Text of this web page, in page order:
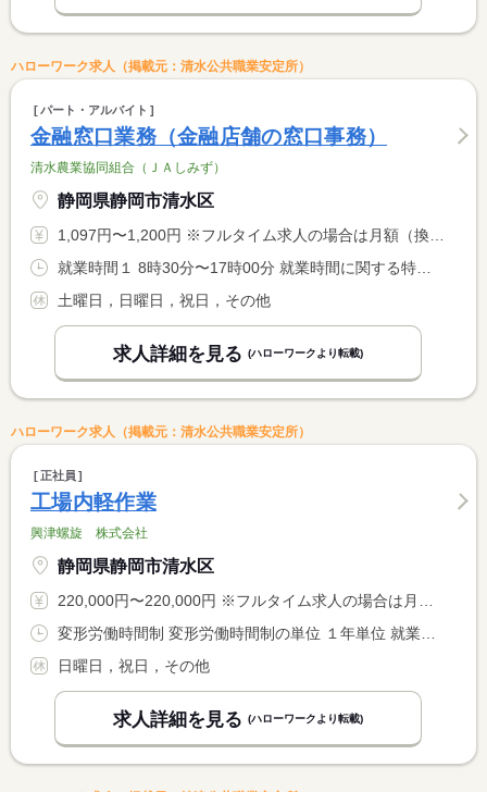
ハローワーク求人（掲載元：清水公共職業安定所）
パート・アルバイト
金融窓口業務（金融店舗の窓口事務）
清水農業協同組合（ＪＡしみず）
静岡県静岡市清水区
1,097円〜1,200円 ※フルタイム求人の場合は月額（換算額）、パート求人の場合は時間額を表示しています。
就業時間１ 8時30分〜17時00分 就業時間に関する特記事項 就業時間は相談に応じます
土曜日，日曜日，祝日，その他
求人詳細を見る (ハローワークより転載)
ハローワーク求人（掲載元：清水公共職業安定所）
正社員
工場内軽作業
興津螺旋 株式会社
静岡県静岡市清水区
220,000円〜220,000円 ※フルタイム求人の場合は月額（換算額）、パート求人の場合は時間額を表示しています。
変形労働時間制 変形労働時間制の単位 １年単位 就業時間１ 8時00分〜17時00分
日曜日，祝日，その他
求人詳細を見る (ハローワークより転載)